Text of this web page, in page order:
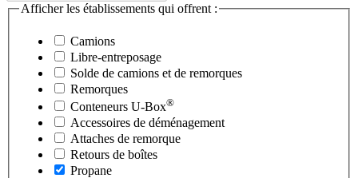
Afficher les établissements qui offrent :
Camions
Libre-entreposage
Solde de camions et de remorques
Remorques
Conteneurs U-Box®
Accessoires de déménagement
Attaches de remorque
Retours de boîtes
Propane